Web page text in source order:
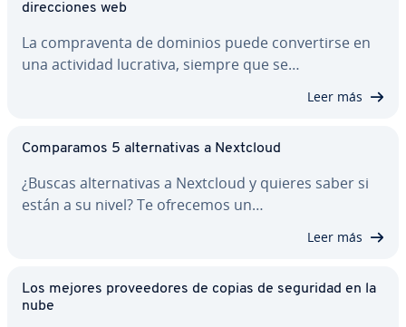
di­re­c­cio­nes web
La co­m­pra­ve­n­ta de dominios puede co­n­ve­r­ti­r­se en
una actividad lucrativa, siempre que se…
Leer más
Co­m­pa­ra­mos 5 al­te­r­na­ti­vas a Nextcloud
¿Buscas al­te­r­na­ti­vas a Nextcloud y quieres saber si
están a su nivel? Te ofrecemos un…
Leer más
Los mejores pro­vee­do­res de copias de seguridad en la
nube